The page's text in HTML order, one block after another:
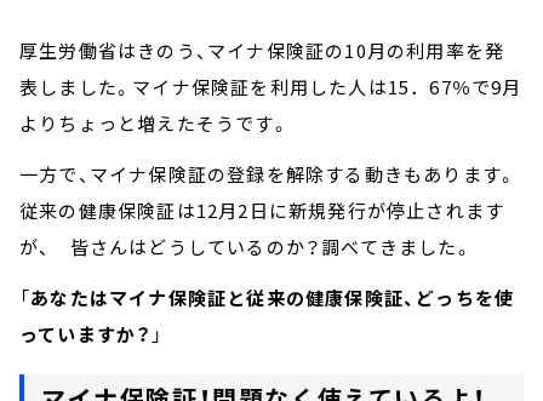
厚生労働省はきのう、マイナ保険証の10月の利用率を発
表しました。マイナ保険証を利用した人は15．67％で9月
よりちょっと増えたそうです。
一方で、マイナ保険証の登録を解除する動きもあります。
従来の健康保険証は12月2日に新規発行が停止されます
が、 皆さんはどうしているのか？調べてきました。
「あなたはマイナ保険証と従来の健康保険証、どっちを使
っていますか？ 」